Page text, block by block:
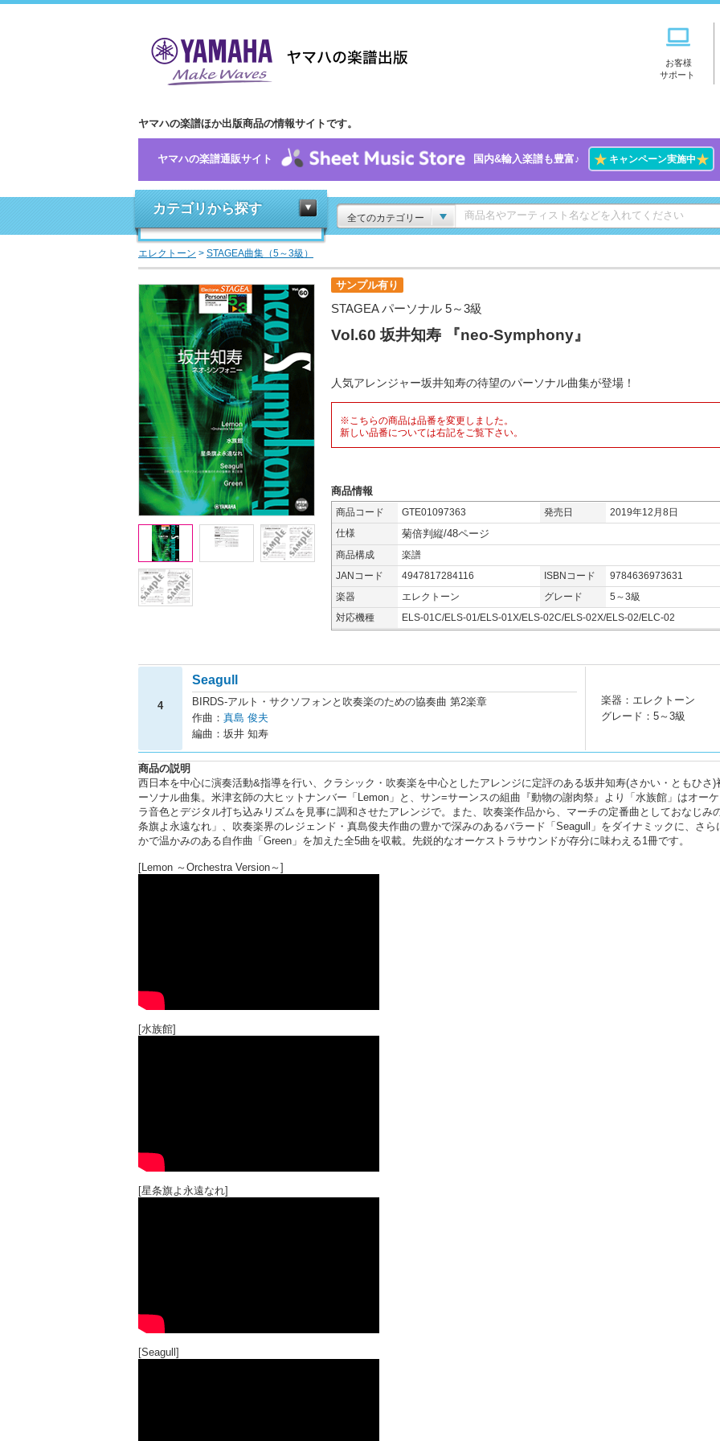
お客様
サポート
ヤマハの楽譜ほか出版商品の情報サイトです。
ヤマハの楽譜通販サイト 国内&輸入楽譜も豊富♪ ★キャンペーン実施中★
カテゴリから探す
全てのカテゴリー
エレクトーン > STAGEA曲集（5～3級）
サンプル有り
STAGEA パーソナル 5～3級
Vol.60 坂井知寿 『neo-Symphony』
人気アレンジャー坂井知寿の待望のパーソナル曲集が登場！
※こちらの商品は品番を変更しました。
新しい品番については右記をご覧下さい。
商品情報
商品コード GTE01097363 発売日
2019年12月8日
仕様
菊倍判縦/48ページ
商品構成
楽譜
JANコード
4947817284116 ISBNコード
9784636973631
楽器
エレクトーン グレード
5～3級
対応機種
ELS-01C/ELS-01/ELS-01X/ELS-02C/ELS-02X/ELS-02/ELC-02
4
Seagull
BIRDS-アルト・サクソフォンと吹奏楽のための協奏曲 第2楽章
作曲： 真島 俊夫
編曲：坂井 知寿
楽器：エレクトーン
グレード：5～3級
商品の説明
西日本を中心に演奏活動&指導を行い、クラシック・吹奏楽を中心としたアレンジに定評のある坂井知寿(さかい・ともひさ)
ーソナル曲集。米津玄師の大ヒットナンバー「Lemon」と、サン=サーンスの組曲『動物の謝肉祭』より「水族館」はオー
ラ音色とデジタル打ち込みリズムを見事に調和させたアレンジで。また、吹奏楽作品から、マーチの定番曲としておなじみ
条旗よ永遠なれ」、吹奏楽界のレジェンド・真島俊夫作曲の豊かで深みのあるバラード「Seagull」をダイナミックに、さら
かで温かみのある自作曲「Green」を加えた全5曲を収載。先鋭的なオーケストラサウンドが存分に味わえる1冊です。
[Lemon ～Orchestra Version～]
[水族館]
[星条旗よ永遠なれ]
[Seagull]